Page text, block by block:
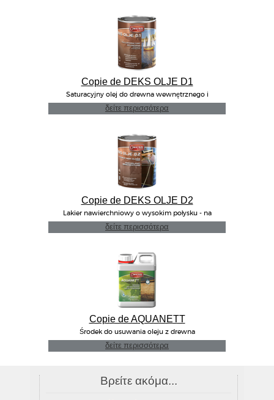
Copie de DEKS OLJE D1
Saturacyjny olej do drewna wewnętrznego i
zewnętrnego
δείτε περισσότερα
Copie de DEKS OLJE D2
Lakier nawierchniowy o wysokim połysku - na
zewnątrz/wewnątrz
δείτε περισσότερα
Copie de AQUANETT
Środek do usuwania oleju z drewna
δείτε περισσότερα
Βρείτε ακόμα...